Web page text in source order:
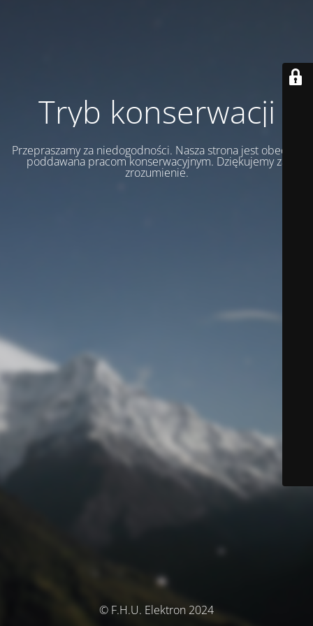
Tryb konserwacji
Przepraszamy za niedogodności. Nasza strona jest obecnie
poddawana pracom konserwacyjnym. Dziękujemy za
zrozumienie.
© F.H.U. Elektron 2024